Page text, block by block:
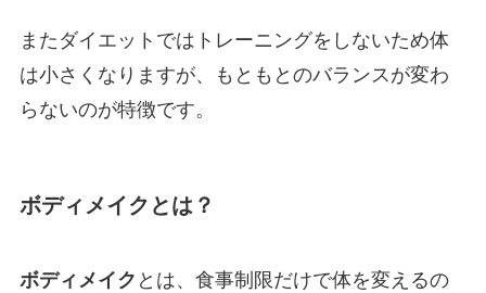
またダイエットではトレーニングをしないため体
は小さくなりますが、もともとのバランスが変わ
らないのが特徴です。
ボディメイクとは？
ボディメイク とは、食事制限だけで体を変えるの